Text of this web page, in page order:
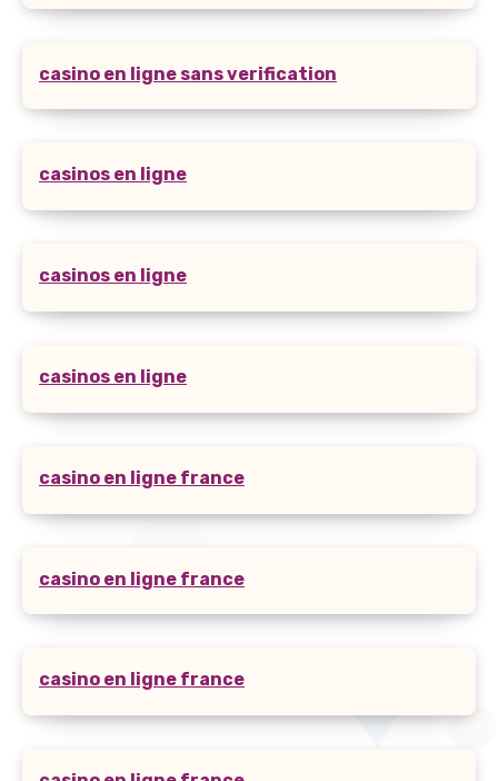
casino en ligne sans verification
casinos en ligne
casinos en ligne
casinos en ligne
casino en ligne france
casino en ligne france
casino en ligne france